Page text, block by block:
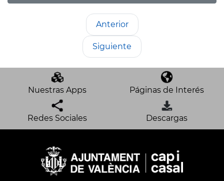
Anterior
Siguiente
Nuestras Apps Páginas de Interés
Redes Sociales Descargas